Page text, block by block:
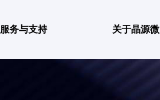
服务与支持 关于晶源微